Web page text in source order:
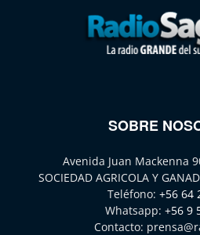
SOBRE
Avenida Juan Mackenna
SOCIEDAD AGRICOLA Y
Teléfono: +56 64
Whatsapp: +56 9
Contacto: